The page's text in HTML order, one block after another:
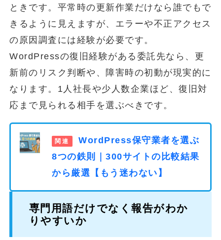
ときです。平常時の更新作業だけなら誰でもで
きるように見えますが、エラーや不正アクセス
の原因調査には経験が必要です。
WordPressの復旧経験がある委託先なら、更
新前のリスク判断や、障害時の初動が現実的に
なります。1人社長や少人数企業ほど、復旧対
応まで見られる相手を選ぶべきです。
WordPress保守業者を選ぶ
8つの鉄則｜300サイトの比較結果
から厳選【もう迷わない】
専門用語だけでなく報告がわか
りやすいか